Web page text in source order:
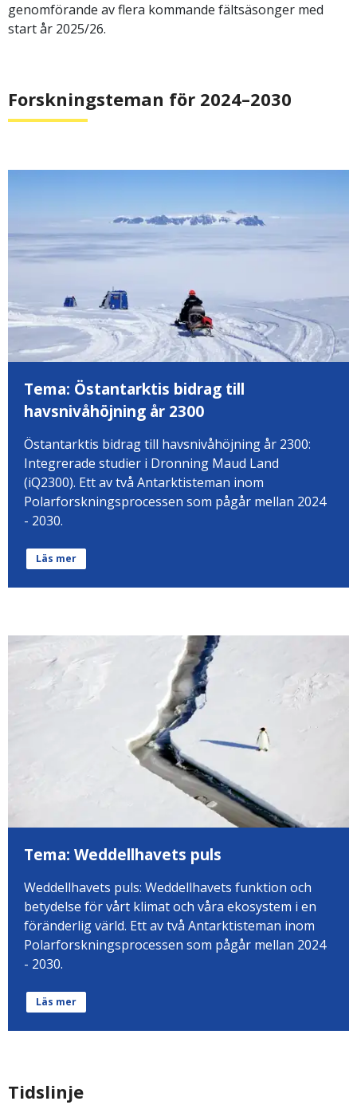
genomförande av flera kommande fältsäsonger med
start år 2025/26.
Forskningsteman för 2024–2030
Tema: Östantarktis bidrag till
havsnivåhöjning år 2300
Östantarktis bidrag till havsnivåhöjning år 2300:
Integrerade studier i Dronning Maud Land
(iQ2300). Ett av två Antarktisteman inom
Polarforskningsprocessen som pågår mellan 2024
- 2030.
Läs mer
Tema: Weddellhavets puls
Weddellhavets puls: Weddellhavets funktion och
betydelse för vårt klimat och våra ekosystem i en
föränderlig värld. Ett av två Antarktisteman inom
Polarforskningsprocessen som pågår mellan 2024
- 2030.
Läs mer
Tidslinje